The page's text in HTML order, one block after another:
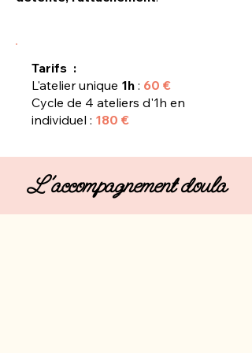
Tarifs :
L'atelier unique 1h : 60 €
Cycle de 4 ateliers d'1h en
individuel : 180 €
L'accompagnement doula